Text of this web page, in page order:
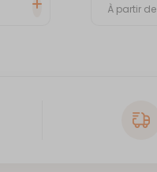
À partir de